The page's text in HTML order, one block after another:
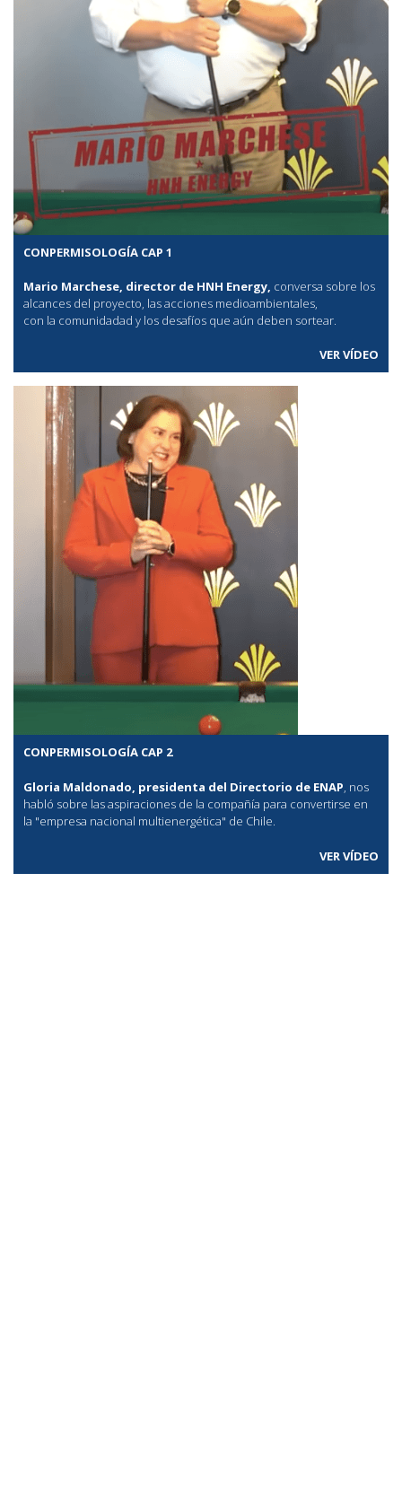
CONPERMISOLOGÍA CAP 1
Mario Marchese, director de HNH Energy, conversa sobre los
alcances del proyecto, las acciones medioambientales,
con la comunidadad y los desafíos que aún deben sortear.
VER VÍDEO
CONPERMISOLOGÍA CAP 2
Gloria Maldonado, presidenta del Directorio de ENAP , nos
habló sobre las aspiraciones de la compañía para convertirse en
la "empresa nacional multienergética" de Chile.
VER VÍDEO